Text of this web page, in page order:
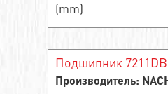
(mm)
Подшипник 7211DB
Производитель: